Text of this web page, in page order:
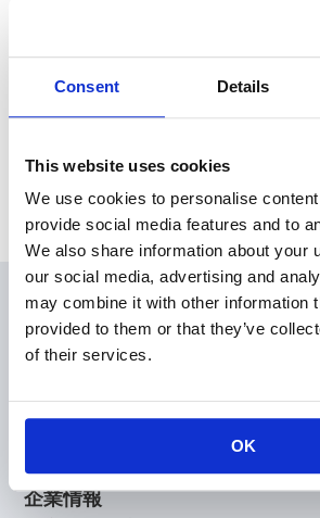
Consent Details
This website uses cookies
We use cookies to personalise
provide social media features and to
We also share information about your
our social media, advertising and
may combine it with other information
provided to them or that they’ve
of their services.
OK
執行役員の異動に関するお知らせを掲載い
News Release
Archive
会員
製品情報
アプリケーションガイド
技術サポート
企業情報